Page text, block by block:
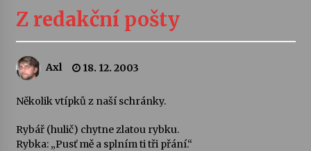
Sukuba Ensemble
4. 8. 2026
Vernisáž výstavy Josefíny Duškové: Stávám se
kapkou
Veselí muzikanti
30. 7. 2026
Z redakční pošty
Axl 18. 12. 2003
Několik vtípků z naší schránky.
Rybář (hulič) chytne zlatou rybku.
Rybka: „Pusť mě a splním ti tři přání.“